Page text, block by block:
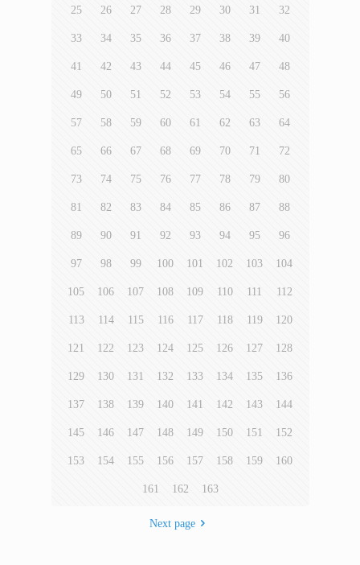
25 26 27 28 29 30 31 32
33 34 35 36 37 38 39 40
41 42 43 44 45 46 47 48
49 50 51 52 53 54 55 56
57 58 59 60 61 62 63 64
65 66 67 68 69 70 71 72
73 74 75 76 77 78 79 80
81 82 83 84 85 86 87 88
89 90 91 92 93 94 95 96
97 98 99 100 101 102 103 104
105 106 107 108 109 110 111 112
113 114 115 116 117 118 119 120
121 122 123 124 125 126 127 128
129 130 131 132 133 134 135 136
137 138 139 140 141 142 143 144
145 146 147 148 149 150 151 152
153 154 155 156 157 158 159 160
161 162 163
Next page